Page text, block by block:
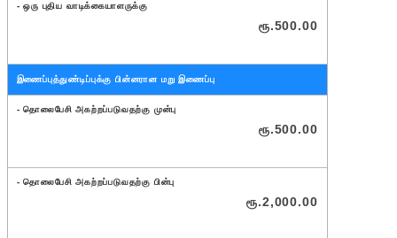
- ஒரு புதிய வாடிக்கையாளருக்கு
ரூ.500.00
இணைப்புத்துண்டிப்புக்கு பின்னரான மறு இணைப்பு
- தொலைபேசி அகற்றப்படுவதற்கு முன்பு
ரூ.500.00
- தொலைபேசி அகற்றப்படுவதற்கு பின்பு
ரூ.2,000.00